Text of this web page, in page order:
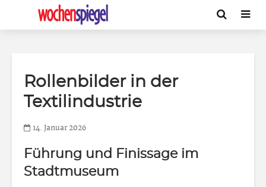
Rollenbilder in der
Textilindustrie
14. Januar 2026
Führung und Finissage im
Stadtmuseum